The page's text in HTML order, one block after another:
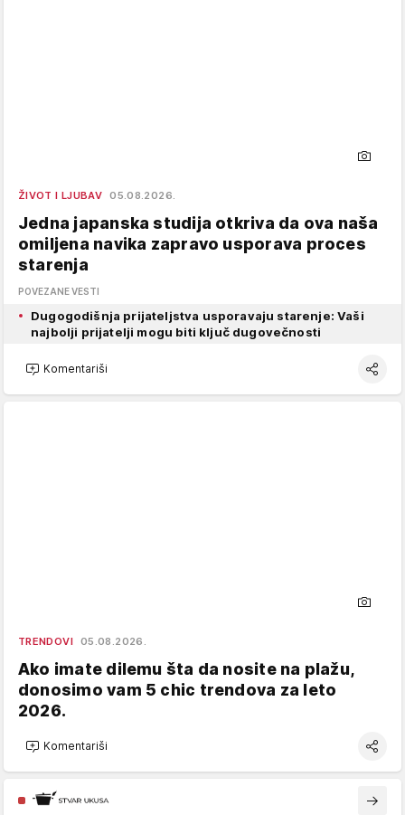
ŽIVOT I LJUBAV 05.08.2026.
Jedna japanska studija otkriva da ova naša
omiljena navika zapravo usporava proces
starenja
POVEZANE VESTI
Dugogodišnja prijateljstva usporavaju starenje: Vaši
najbolji prijatelji mogu biti ključ dugovečnosti
Komentariši
TRENDOVI 05.08.2026.
Ako imate dilemu šta da nosite na plažu,
donosimo vam 5 chic trendova za leto
2026.
Komentariši